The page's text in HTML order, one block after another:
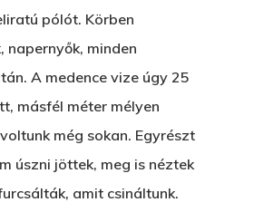
pólót. Körben
napernyők, minden
A medence vize úgy 25
másfél méter mélyen
még sokan. Egyrészt
úszni jöttek, meg is néztek
amit csináltunk.